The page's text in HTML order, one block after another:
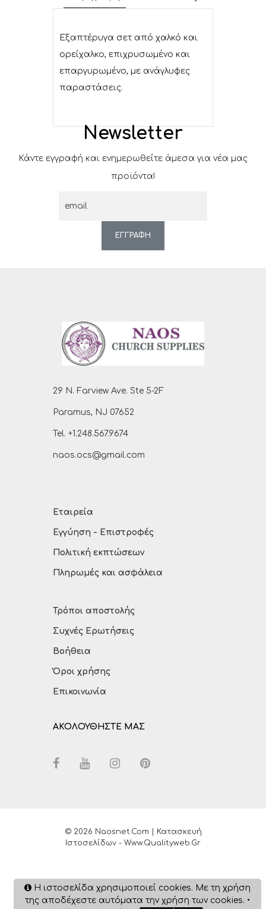
Εξαπτέρυγα σετ από χαλκό και
ορείχαλκο, επιχρυσωμένο και
επαργυρωμένο, με ανάγλυφες
παραστάσεις.
Newsletter
Κάντε εγγραφή και ενημερωθείτε άμεσα για νέα μας
προϊόντα!
ΕΓΓΡΑΦΗ
29 N. Farview Ave. Ste 5-2F
Paramus, NJ 07652
Tel. +1.248.567.9674
naos.ocs@gmail.com
Εταιρεία
Εγγύηση - Επιστροφές
Πολιτική εκπτώσεων
Πληρωμές και ασφάλεια
Τρόποι αποστολής
Συχνές Ερωτήσεις
Βοήθεια
Όροι χρήσης
Επικοινωνία
ΑΚΟΛΟΥΘΗΣΤΕ ΜΑΣ
© 2026 Naosnet.com | Κατασκευή
Ιστοσελίδων - Www.qualityweb.gr
Η ιστοσελίδα χρησιμοποιεί cookies. Με τη χρήση
της αποδέχεστε αυτόματα την χρήση των cookies. •